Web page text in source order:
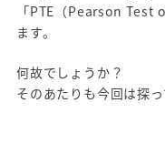
「PTE（Pearson Test
ます。
何故でしょうか？
そのあたりも今回は探っ